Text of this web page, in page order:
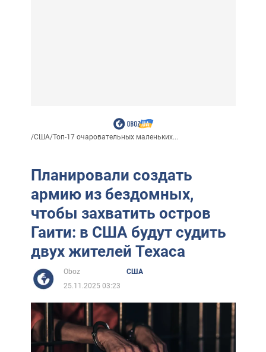
/США/Топ-17 очаровательных маленьких...
Планировали создать
армию из бездомных,
чтобы захватить остров
Гаити: в США будут судить
двух жителей Техаса
Oboz
США
25.11.2025 03:23